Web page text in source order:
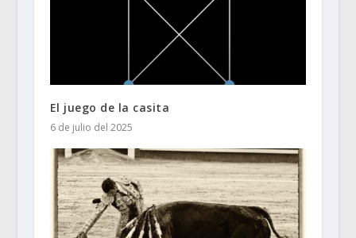
El juego de la casita
6 de julio del 2025